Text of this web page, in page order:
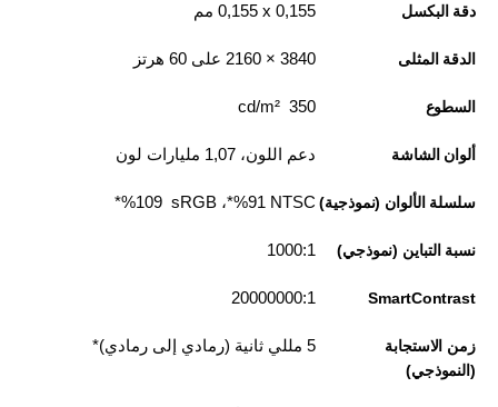
دقة البكسل 0,155 x‏ 0,155 مم
الدقة المثلى 3840‏ × 2160 على 60 هرتز
السطوع 350 cd/m²
ألوان الشاشة دعم اللون، 1,07 مليارات لون
سلسلة الألوان (نموذجية) NTSC ‏91‏%*، sRGB ‏ 109‏%*
نسبة التباين (نموذجي) 1000:1
SmartContrast
20000000:1
زمن الاستجابة
(النموذجي)
5 مللي ثانية (رمادي إلى رمادي)*